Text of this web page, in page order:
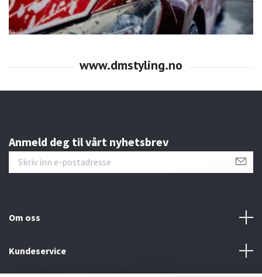
Anmeld deg til vårt nyhetsbrev
Om oss
Kundeservice